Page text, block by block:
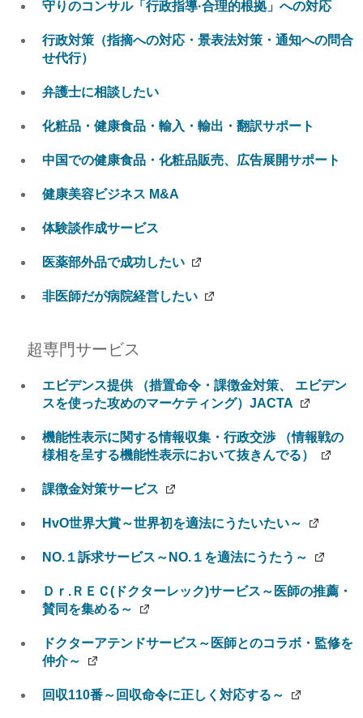
守りのコンサル「行政指導·合理的根拠」への対応
行政対策（指摘への対応・景表法対策・通知への問合
せ代行）
弁護士に相談したい
化粧品・健康食品・輸入・輸出・翻訳サポート
中国での健康食品・化粧品販売、広告展開サポート
健康美容ビジネス M&A
体験談作成サービス
医薬部外品で成功したい
非医師だが病院経営したい
超専門サービス
エビデンス提供 （措置命令・課徴金対策、 エビデン
スを使った攻めのマーケティング）JACTA
機能性表示に関する情報収集・行政交渉 （情報戦の
様相を呈する機能性表示において抜きんでる）
課徴金対策サービス
HvO世界大賞～世界初を適法にうたいたい～
NO.１訴求サービス～NO.１を適法にうたう～
Ｄｒ.ＲＥＣ(ドクターレック)サービス～医師の推薦・
賛同を集める～
ドクターアテンドサービス～医師とのコラボ・監修を
仲介～
回収110番～回収命令に正しく対応する～